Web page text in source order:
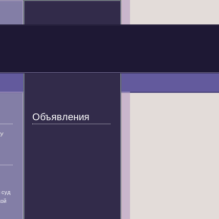
суд
Объявления